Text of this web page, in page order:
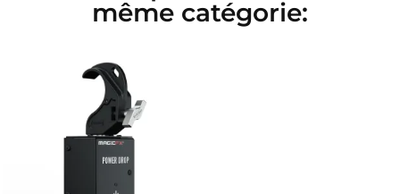
même catégorie: